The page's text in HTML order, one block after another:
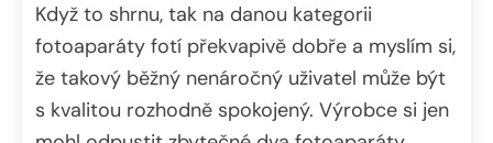
Když to shrnu, tak na danou kategorii
fotoaparáty fotí překvapivě dobře a myslím si,
že takový běžný nenáročný uživatel může být
s kvalitou rozhodně spokojený. Výrobce si jen